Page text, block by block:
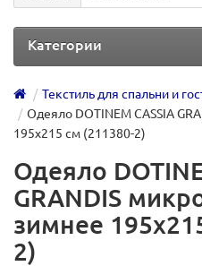
Категории
Текстиль для спальни и
Одеяло DOTINEM CASSIA
195х215 см (211380-2)
Одеяло
GRANDIS
зимнее
2)